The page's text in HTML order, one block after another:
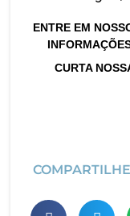
ENTRE EM
CURTA
COMPARTILHE